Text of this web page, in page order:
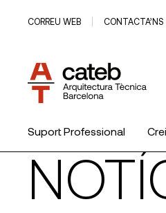
CORREU WEB CONTACTA’NS
Suport Professional
El Col·legi